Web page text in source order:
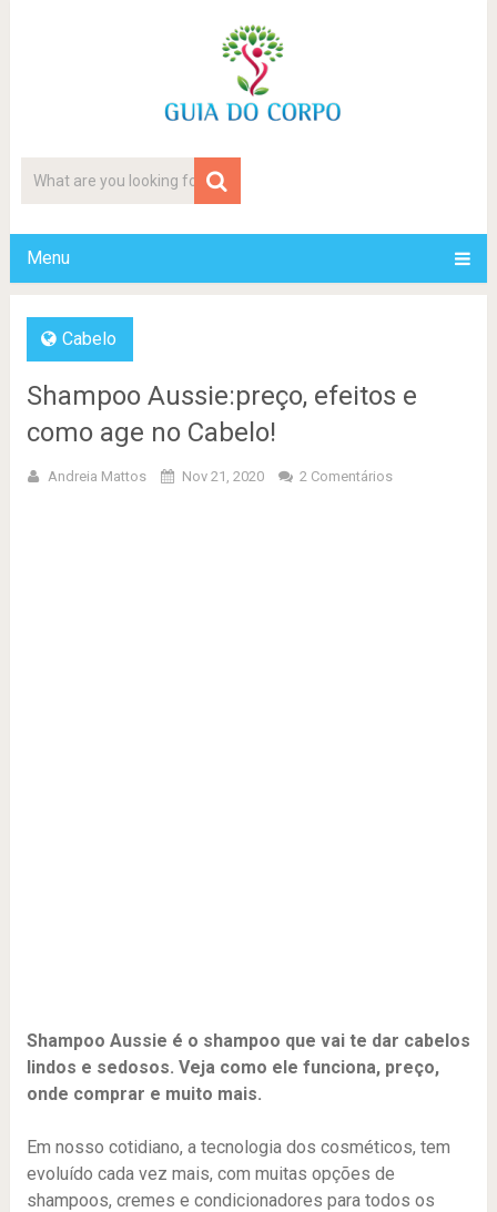
Menu
Cabelo
Shampoo Aussie:preço, efeitos e
como age no Cabelo!
Andreia Mattos Nov 21, 2020 2 Comentários
Shampoo Aussie é o shampoo que vai te dar cabelos
lindos e sedosos. Veja como ele funciona, preço,
onde comprar e muito mais.
Em nosso cotidiano, a tecnologia dos cosméticos, tem
evoluído cada vez mais, com muitas opções de
shampoos, cremes e condicionadores para todos os